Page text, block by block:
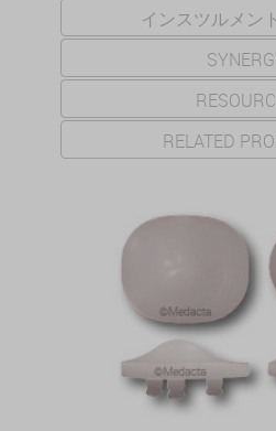
インスツルメン
RELATED